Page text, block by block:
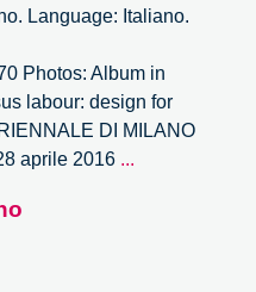
Language: Italiano.
Photos: Album in
labour: design for
DI MILANO
aprile 2016 ...